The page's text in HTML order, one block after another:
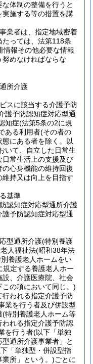
体制の整備を行うと
実施する等の措置を講
業者は、指定地域密着
っては、法第118条
情報その他必要な情報
めなければならな
所介護
スに該当する介護予防
護予防認知症対応型通
知症(法第5条の2に規
ある利用者(その者の
にある者を除く。以
いて、自立した日常生
常生活上の支援及び
心身機能の維持回復
持又は向上を目指す
基準
認知症対応型通所介護
予防認知症対応型通
型通所介護(特別養護
人福祉法(昭和38年法
養護老人ホームをい
規定する養護老人ホー
設、介護医療院、社会
の項において同じ。)
われる指定介護予防
業を行う者及び併設型
(特別養護老人ホーム等
れる指定介護予防認
を行う者(以下「単独
通所介護事業者」と
「単独型・併設型指
業所」という。)ごとに